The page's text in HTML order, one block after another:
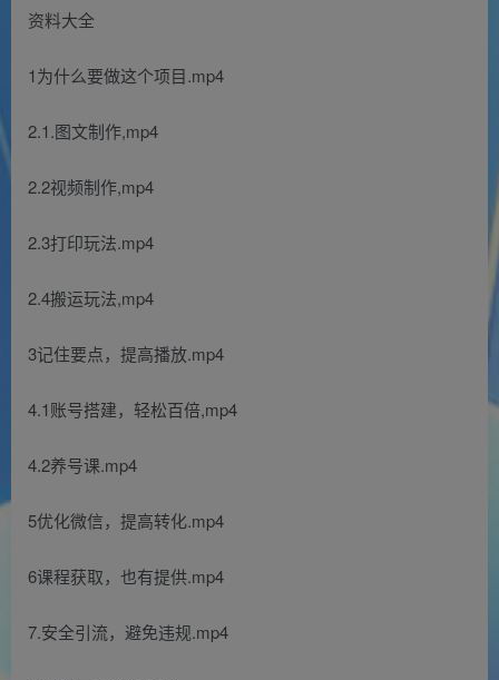
资料大全
1为什么要做这个项目.mp4
2.1.图文制作,mp4
2.2视频制作,mp4
2.3打印玩法.mp4
2.4搬运玩法,mp4
3记住要点，提高播放.mp4
4.1账号搭建，轻松百倍,mp4
4.2养号课.mp4
5优化微信，提高转化.mp4
6课程获取，也有提供.mp4
7.安全引流，避免违规.mp4